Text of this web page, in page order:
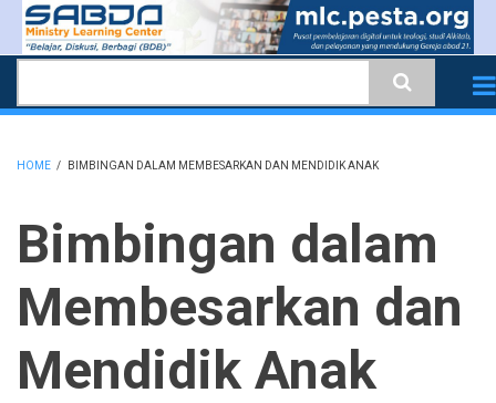
Skip
content
HOME / BIMBINGAN DALAM MEMBESARKAN DAN MENDIDIK ANAK
Bimbingan dalam
Membesarkan dan
Mendidik Anak